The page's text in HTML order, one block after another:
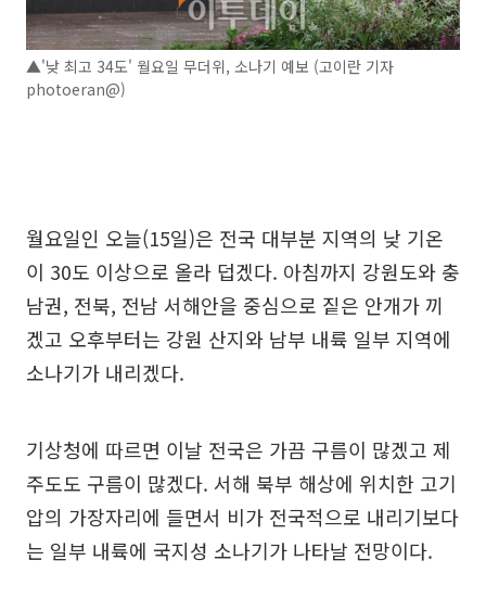
▲'낮 최고 34도' 월요일 무더위, 소나기 예보 (고이란 기자
photoeran@)
월요일인 오늘(15일)은 전국 대부분 지역의 낮 기온
이 30도 이상으로 올라 덥겠다. 아침까지 강원도와 충
남권, 전북, 전남 서해안을 중심으로 짙은 안개가 끼
겠고 오후부터는 강원 산지와 남부 내륙 일부 지역에
소나기가 내리겠다.
기상청에 따르면 이날 전국은 가끔 구름이 많겠고 제
주도도 구름이 많겠다. 서해 북부 해상에 위치한 고기
압의 가장자리에 들면서 비가 전국적으로 내리기보다
는 일부 내륙에 국지성 소나기가 나타날 전망이다.